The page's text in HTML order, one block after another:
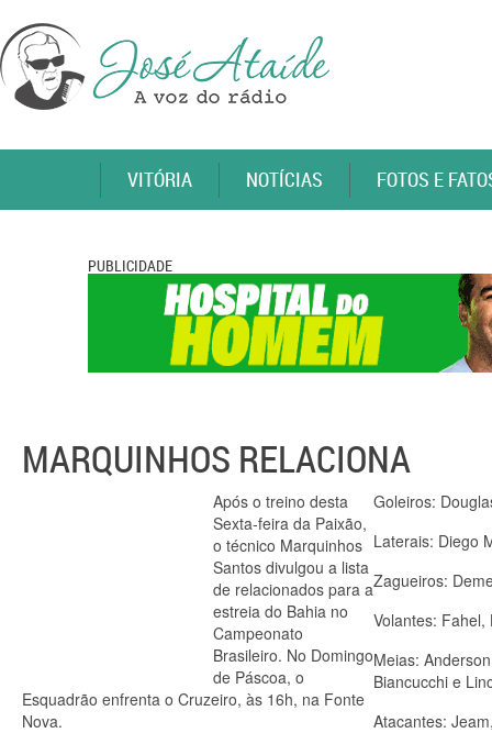
VITÓRIA NOTÍCIAS FOTOS E
PUBLICIDADE
MARQUINHOS RELACIONA
Após o treino desta
Sexta-feira da Paixão,
o técnico Marquinhos
Santos divulgou a lista
de relacionados para a
estreia do Bahia no
Campeonato
Brasileiro. No Domingo
de Páscoa, o
Esquadrão enfrenta o Cruzeiro, às 16h, na Fonte
Nova.
Goleiros:
Laterais: Diego
Zagueiros:
Volantes: Fahel,
Meias:
Biancucchi e
Atacantes: